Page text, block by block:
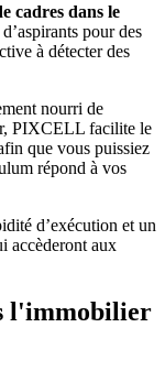
cadres dans le
pour des
à détecter des
nourri de
PIXCELL facilite le
que vous puissiez
répond à vos
d’exécution et un
accèderont aux
l'immobilier